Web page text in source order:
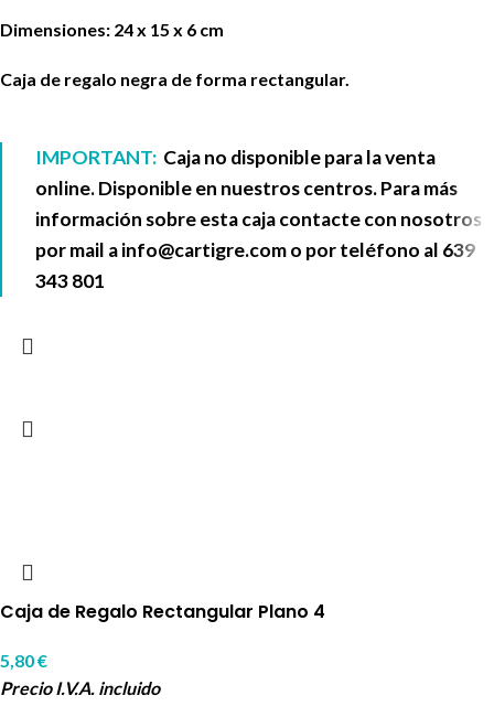
Dimensiones: 24 x 15 x 6 cm
Caja de regalo negra de forma rectangular.
IMPORTANT: Caja no disponible para la venta
online. Disponible en nuestros centros. Para más
información sobre esta caja contacte con nosotros
por mail ainfo@cartigre.como por teléfono al 639
343 801
Caja de Regalo Rectangular Plano 4
5,80€
Precio I.V.A. incluido